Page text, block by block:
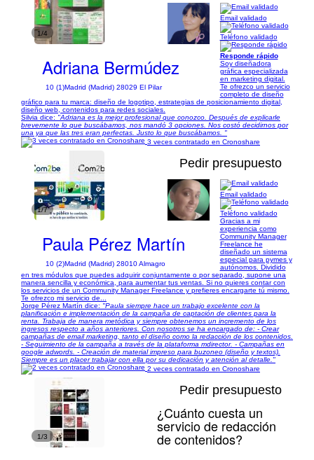
1/4
Adriana Bermúdez
10 (1)Madrid (Madrid) 28029 El Pilar
Email validado
Teléfono validado
Responde rápido
Soy diseñadora
gráfica especializada
en marketing digital.
Te ofrezco un servicio
completo de diseño
gráfico para tu marca: diseño de logotipo, estrategias de posicionamiento digital,
diseño web, contenidos para redes sociales.
Silvia dice: "Adriana es la mejor profesional que conozco. Después de explicarle
brevemente lo que buscábamos, nos mandó 3 opciones. Nos costó decidirnos por
una ya que las tres eran perfectas. Justo lo que buscábamos. "
3 veces contratado en Cronoshare
1/7
Pedir presupuesto
Paula Pérez Martín
10 (2)Madrid (Madrid) 28010 Almagro
Email validado
Teléfono validado
Gracias a mi
experiencia como
Community Manager
Freelance he
diseñado un sistema
especial para pymes y
autónomos. Dividido
en tres módulos que puedes adquirir conjuntamente o por separado, supone una
manera sencilla y económica, para aumentar tus ventas. Si no quieres contar con
los servicios de un Community Manager Freelance y prefieres encargarte tú mismo.
Te ofrezco mi servicio de...
Jorge Pérez Martín dice: "Paula siempre hace un trabajo excelente con la
planificación e implementación de la campaña de captación de clientes para la
renta. Trabaja de manera metódica y siempre obtenemos un incremento de los
ingresos respecto a años anteriores. Con nosotros se ha encargado de: - Crear
campañas de email marketing, tanto el diseño como la redacción de los contenidos.
- Seguimiento de la campaña a través de la plataforma mdirector. - Campañas en
google adwords. - Creación de material impreso para buzoneo (diseño y textos).
Siempre es un placer trabajar con ella por su dedicación y atención al detalle."
2 veces contratado en Cronoshare
1/3
Pedir presupuesto
¿Cuánto cuesta un
servicio de redacción
de contenidos?